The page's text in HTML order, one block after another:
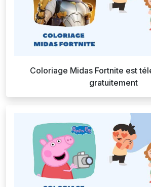
Coloriage Midas Fortnite est
gratuitement